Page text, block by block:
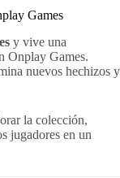
Games
y vive una
Onplay Games.
nuevos hechizos y
la colección,
jugadores en un